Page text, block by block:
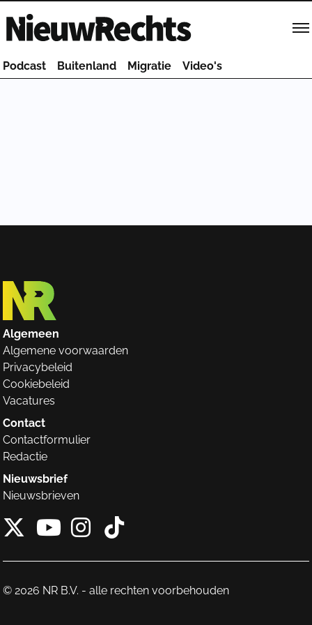
Homepage van NieuwRechts
Podcast Buitenland Migratie Video's
Algemeen
Algemene voorwaarden
Privacybeleid
Cookiebeleid
Vacatures
Contact
Contactformulier
Redactie
Nieuwsbrief
Nieuwsbrieven
X van NieuwRechts
Instagram van
Tiktok van
© 2026 NR B.V. - alle rechten voorbehouden